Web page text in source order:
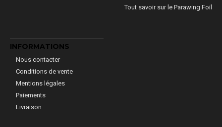
Tout savoir sur le Parawing Foil
INFORMATIONS
Nous contacter
Conditions de vente
Mentions légales
Paiements
Livraison